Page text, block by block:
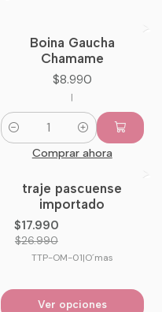
NuevoBoina Gaucha
Chamame
$8.990
|
Cantidad
Comprar ahora
-33%OFF
traje pascuense
importado
$17.990
$26.990
TTP-OM-01|O´mas
Ver opciones